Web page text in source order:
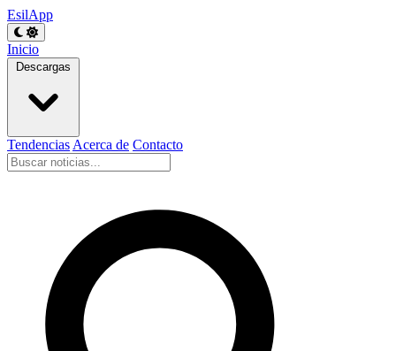
EsilApp
Inicio
Descargas
Tendencias Acerca de Contacto